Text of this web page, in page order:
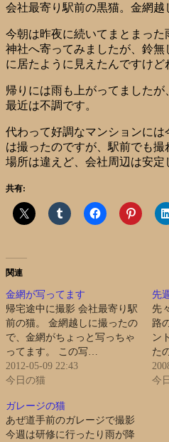
会社最寄り駅前の黒猫。金網越
今朝は昨夜に続いてまとまっ
神社へ寄ってみましたが、鈴
に居たように見えたんですけど
帰りには雨も上がってました
最近は不調です。
代わって好調なマンションに
は撮ったのですが、駅前でも撮
場所は違えど、会社周辺は安定
共有:
関連
金網が写ってます
帰宅途中に撮影 会社最寄り駅
前の猫。 金網越しに撮ったの
で、金網がちょっと写っちゃ
ってます。 この写…
2012-05-09 22:43
今日の猫
先
先
路
ン
た
今
ガレージの猫
あぜ道手前のガレージで撮影
今週は研修に行ったり雨が降